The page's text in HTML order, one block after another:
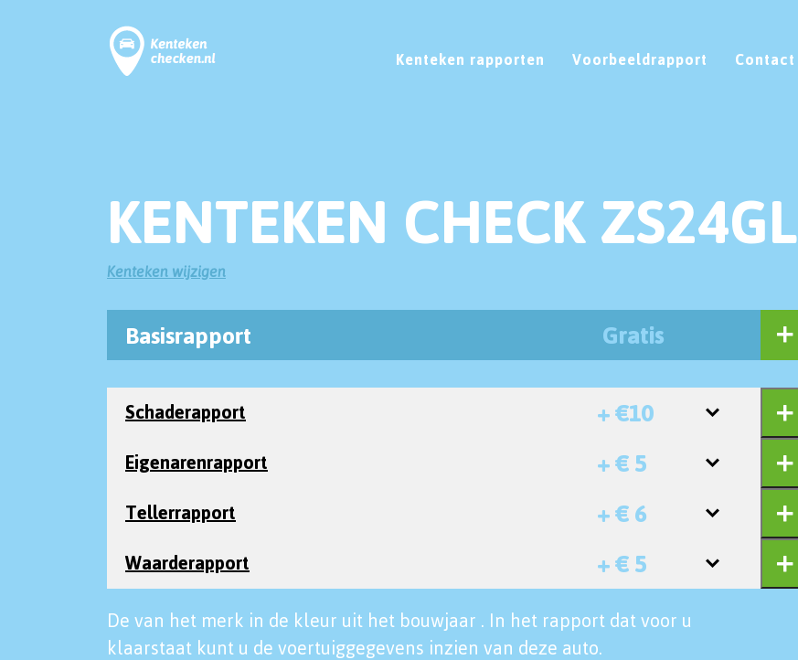
Kenteken rapporten Voorbeeldrapport Contact
KENTEKEN CHECK ZS24GL
Kenteken wijzigen
Basisrapport Gratis
Schaderapport + €10
Eigenarenrapport + € 5
Tellerrapport + € 6
Waarderapport + € 5
De van het merk in de kleur uit het bouwjaar . In het rapport dat voor u
klaarstaat kunt u de voertuiggegevens inzien van deze auto.